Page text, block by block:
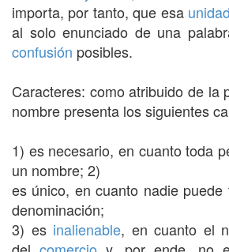
importa, por tanto, que esa unidad
al solo enunciado de una
confusión posibles.
Caracteres: como atribuido de la
nombre presenta los siguientes
1) es necesario, en cuanto toda
un nombre; 2)
es único, en cuanto nadie
denominación;
3) es inalienable, en cuanto el